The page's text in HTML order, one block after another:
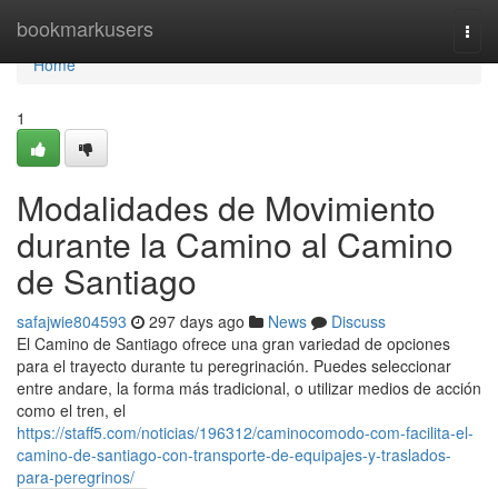
bookmarkusers
Home
Home
1
Modalidades de Movimiento
durante la Camino al Camino
de Santiago
safajwie804593 297 days ago News
Discuss
El Camino de Santiago ofrece una gran variedad de opciones
para el trayecto durante tu peregrinación. Puedes seleccionar
entre andare, la forma más tradicional, o utilizar medios de acción
como el tren, el
https://staff5.com/noticias/196312/caminocomodo-com-facilita-el-
camino-de-santiago-con-transporte-de-equipajes-y-traslados-
para-peregrinos/